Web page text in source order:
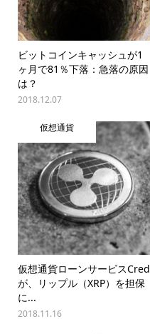
ビットコインキャッシュが1
ヶ月で81％下落：急落の原因
は？
2018.12.07
仮想通貨
仮想通貨ローンサービスCred
が、リップル（XRP）を担保
に...
2018.11.16